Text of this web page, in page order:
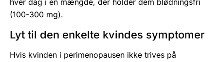
hver dag i en mængde, der holder dem blødningsfri
(100-300 mg).
Lyt til den enkelte kvindes symptomer
Hvis kvinden i perimenopausen ikke trives på